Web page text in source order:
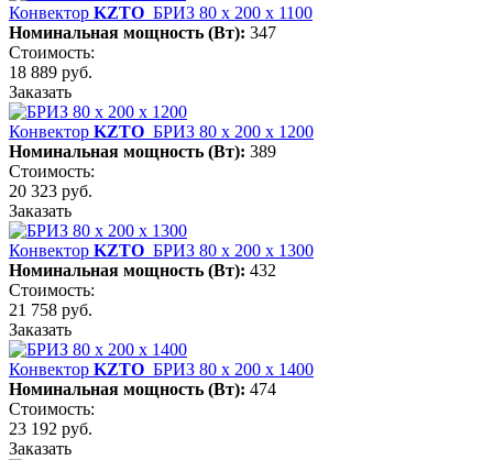
Конвектор KZTO БРИЗ 80 х 200 х 1100
Номинальная мощность (Вт): 347
Стоимость:
18 889 руб.
Заказать
Конвектор KZTO БРИЗ 80 х 200 х 1200
Номинальная мощность (Вт): 389
Стоимость:
20 323 руб.
Заказать
Конвектор KZTO БРИЗ 80 х 200 х 1300
Номинальная мощность (Вт): 432
Стоимость:
21 758 руб.
Заказать
Конвектор KZTO БРИЗ 80 х 200 х 1400
Номинальная мощность (Вт): 474
Стоимость:
23 192 руб.
Заказать